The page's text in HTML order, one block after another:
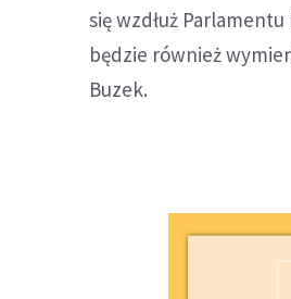
się wzdłuż
będzie również
Buzek.